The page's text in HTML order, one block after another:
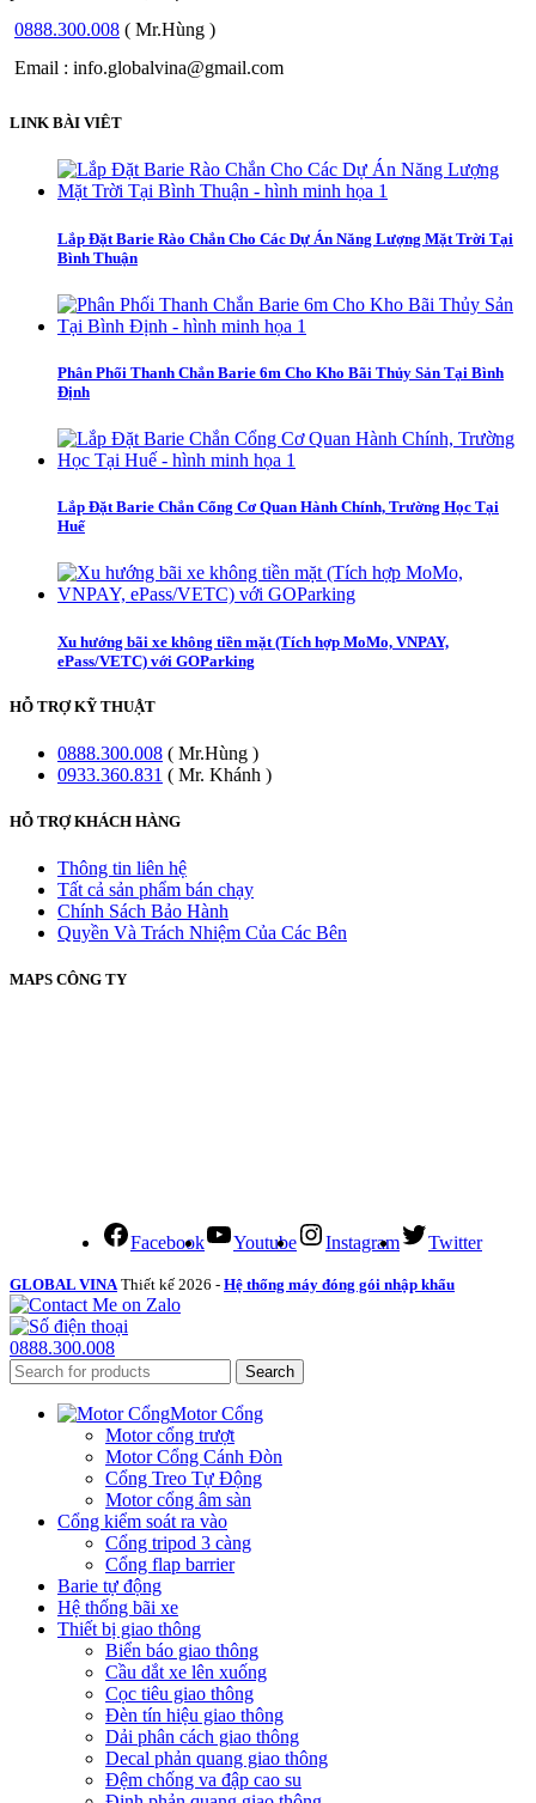
0888.300.008 ( Mr.Hùng )
Email : info.globalvina@gmail.com
LINK BÀI VIÊT
Lắp Đặt Barie Rào Chắn Cho Các Dự Án Năng Lượng Mặt Trời Tại
Bình Thuận
Phân Phối Thanh Chắn Barie 6m Cho Kho Bãi Thủy Sản Tại Bình
Định
Lắp Đặt Barie Chắn Cổng Cơ Quan Hành Chính, Trường Học Tại
Huế
Xu hướng bãi xe không tiền mặt (Tích hợp MoMo, VNPAY,
ePass/VETC) với GOParking
HỖ TRỢ KỸ THUẬT
0888.300.008 ( Mr.Hùng )
0933.360.831 ( Mr. Khánh )
HỖ TRỢ KHÁCH HÀNG
Thông tin liên hệ
Tất cả sản phẩm bán chạy
Chính Sách Bảo Hành
Quyền Và Trách Nhiệm Của Các Bên
MAPS CÔNG TY
Facebook Youtube Instagram Twitter
GLOBAL VINA Thiết kế 2026 - Hệ thống máy đóng gói nhập khẩu
0888.300.008
Search
Motor Cổng
Motor cổng trượt
Motor Cổng Cánh Đòn
Cổng Treo Tự Động
Motor cổng âm sàn
Cổng kiểm soát ra vào
Cổng tripod 3 càng
Cổng flap barrier
Barie tự động
Hệ thống bãi xe
Thiết bị giao thông
Biển báo giao thông
Cầu dắt xe lên xuống
Cọc tiêu giao thông
Đèn tín hiệu giao thông
Dải phân cách giao thông
Decal phản quang giao thông
Đệm chống va đập cao su